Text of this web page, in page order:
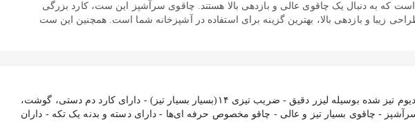
که به دنبال یک چاقوی عالی و بازدهی بالا هستند. چاقوی سرآشپز این ست، کارد بزرگی
زیبا و بازدهی بالا، بهترین گزینه برای استفاده در آشپزخانه شما است. همچنین این ست
- تیغه وانادیوم تیز شده بوسیله لیزر دقیق - ضریب تیزی ۱۴(بسیار بسیار تیز) - دارای کارد دم دستی، گوشت،
- چاقوی بسیار تیز و عالی - چاقو مخصوص حرفه ای‌ها - دارای دسته و بدنه یک تکه - داران